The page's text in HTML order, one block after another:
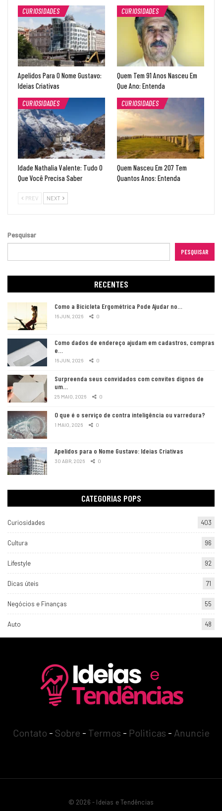
CURIOSIDADES
Apelidos Para O Nome Gustavo:
Ideias Criativas
CURIOSIDADES
Quem Tem 91 Anos Nasceu Em
Que Ano: Entenda
CURIOSIDADES
Idade Nathalia Valente: Tudo O
Que Você Precisa Saber
CURIOSIDADES
Quem Nasceu Em 207 Tem
Quantos Anos: Entenda
PREV NEXT
Pesquisar
PESQUISAR
RECENTES
Como a Bicicleta Ergométrica Pode Ajudar no…
16 JUN, 2026 0
Como dados de endereço ajudam em cadastros, compras
e…
16 JUN, 2026 0
Surpreenda seus convidados com convites dignos de
um…
25 MAIO, 2026 0
O que é o serviço de contra inteligência ou varredura?
1 MAIO, 2026 0
Apelidos para o Nome Gustavo: Ideias Criativas
30 ABR, 2026 0
CATEGORIAS POPS
Curiosidades 403
Cultura 96
Lifestyle 92
Dicas úteis 71
Negócios e Finanças 55
Auto 48
Contato - Sobre - Termos - Politicas - Anuncie
© 2026 - Ideias e Tendências